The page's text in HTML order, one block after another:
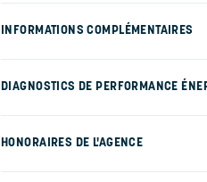
INFORMATIONS COMPLÉMENTAIRES
DIAGNOSTICS DE PERFORMANCE
HONORAIRES DE L'AGENCE